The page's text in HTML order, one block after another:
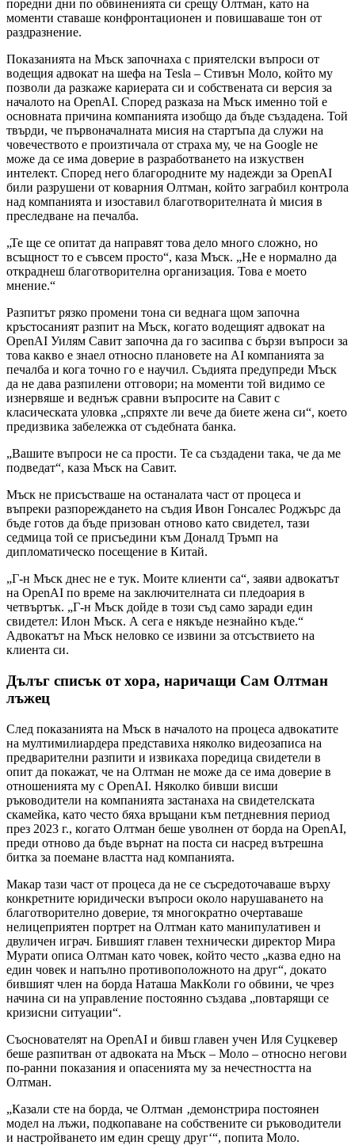
поредни дни по обвиненията си срещу Олтман, като на
моменти ставаше конфронтационен и повишаваше тон от
раздразнение.
Показанията на Мъск започнаха с приятелски въпроси от
водещия адвокат на шефа на Tesla – Стивън Моло, който му
позволи да разкаже кариерата си и собствената си версия за
началото на OpenAI. Според разказа на Мъск именно той е
основната причина компанията изобщо да бъде създадена. Той
твърди, че първоначалната мисия на стартъпа да служи на
човечеството е произтичала от страха му, че на Google не
може да се има доверие в разработването на изкуствен
интелект. Според него благородните му надежди за OpenAI
били разрушени от коварния Олтман, който заграбил контрола
над компанията и изоставил благотворителната ѝ мисия в
преследване на печалба.
„Те ще се опитат да направят това дело много сложно, но
всъщност то е съвсем просто“, каза Мъск. „Не е нормално да
откраднеш благотворителна организация. Това е моето
мнение.“
Разпитът рязко промени тона си веднага щом започна
кръстосаният разпит на Мъск, когато водещият адвокат на
OpenAI Уилям Савит започна да го засипва с бързи въпроси за
това какво е знаел относно плановете на AI компанията за
печалба и кога точно го е научил. Съдията предупреди Мъск
да не дава разпилени отговори; на моменти той видимо се
изнервяше и веднъж сравни въпросите на Савит с
класическата уловка „спряхте ли вече да биете жена си“, което
предизвика забележка от съдебната банка.
„Вашите въпроси не са прости. Те са създадени така, че да ме
подведат“, каза Мъск на Савит.
Мъск не присъстваше на останалата част от процеса и
въпреки разпореждането на съдия Ивон Гонсалес Роджърс да
бъде готов да бъде призован отново като свидетел, тази
седмица той се присъедини към Доналд Тръмп на
дипломатическо посещение в Китай.
„Г-н Мъск днес не е тук. Моите клиенти са“, заяви адвокатът
на OpenAI по време на заключителната си пледоария в
четвъртък. „Г-н Мъск дойде в този съд само заради един
свидетел: Илон Мъск. А сега е някъде незнайно къде.“
Адвокатът на Мъск неловко се извини за отсъствието на
клиента си.
Дълъг списък от хора, наричащи Сам Олтман
лъжец
След показанията на Мъск в началото на процеса адвокатите
на мултимилиардера представиха няколко видеозаписа на
предварителни разпити и извикаха поредица свидетели в
опит да покажат, че на Олтман не може да се има доверие в
отношенията му с OpenAI. Няколко бивши висши
ръководители на компанията застанаха на свидетелската
скамейка, като често бяха връщани към петдневния период
през 2023 г., когато Олтман беше уволнен от борда на OpenAI,
преди отново да бъде върнат на поста си насред вътрешна
битка за поемане властта над компанията.
Макар тази част от процеса да не се съсредоточаваше върху
конкретните юридически въпроси около нарушаването на
благотворително доверие, тя многократно очертаваше
нелицеприятен портрет на Олтман като манипулативен и
двуличен играч. Бившият главен технически директор Мира
Мурати описа Олтман като човек, който често „казва едно на
един човек и напълно противоположното на друг“, докато
бившият член на борда Наташа МакКоли го обвини, че чрез
начина си на управление постоянно създава „повтарящи се
кризисни ситуации“.
Съоснователят на OpenAI и бивш главен учен Иля Суцкевер
беше разпитван от адвоката на Мъск – Моло – относно негови
по-ранни показания и опасенията му за нечестността на
Олтман.
„Казали сте на борда, че Олтман ‚демонстрира постоянен
модел на лъжи, подкопаване на собствените си ръководители
и настройването им един срещу друг‘“, попита Моло.